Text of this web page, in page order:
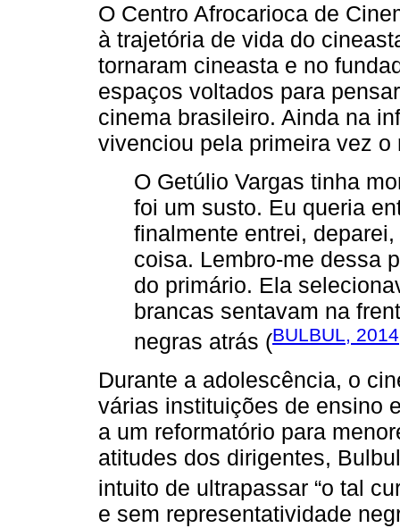
O Centro Afrocarioca de
à trajetória de vida do
tornaram cineasta e no
espaços voltados para
cinema brasileiro. Ainda na
vivenciou pela primeira vez o
O Getúlio Vargas tinha
foi um susto. Eu queria
finalmente entrei,
coisa. Lembro-me dessa
do primário. Ela
brancas sentavam na
negras atrás (BULBUL, 2014
Durante a adolescência, o
várias instituições de ensino
a um reformatório para
atitudes dos dirigentes,
intuito de ultrapassar “o tal
e sem representatividade